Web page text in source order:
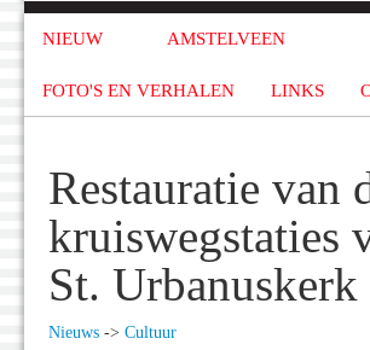
NIEUW AMSTELVEEN
FOTO'S EN VERHALEN LINKS
Restauratie van
kruiswegstaties
St. Urbanuskerk
Nieuws -> Cultuur